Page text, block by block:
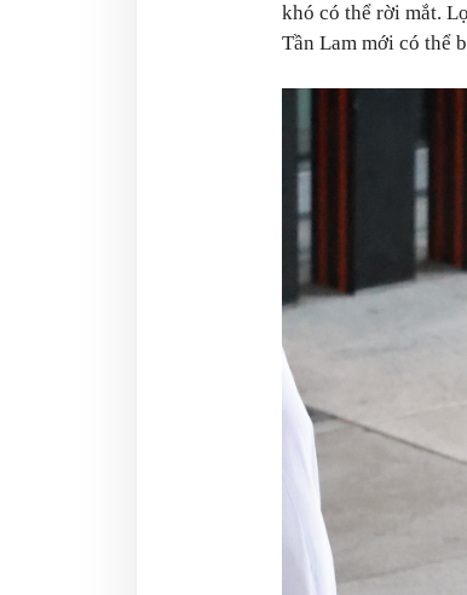
khó có thể rời mắt.
Tần Lam mới có thể